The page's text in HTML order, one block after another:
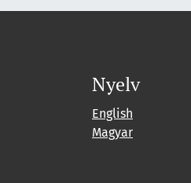
Nyelv
English
Magyar